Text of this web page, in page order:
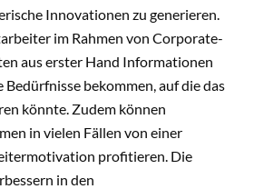
Innovationen zu generieren.
im Rahmen von Corporate-
aus erster Hand Informationen
Bedürfnisse bekommen, auf die das
könnte. Zudem können
in vielen Fällen von einer
profitieren. Die
in den